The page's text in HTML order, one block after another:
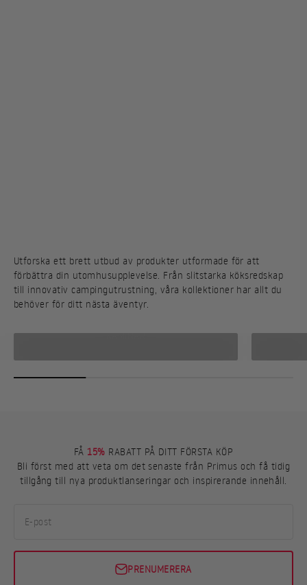
Utforska ett brett utbud av produkter utformade för att
förbättra din utomhusupplevelse. Från slitstarka köksredskap
till innovativ campingutrustning, våra kollektioner har allt du
behöver för ditt nästa äventyr.
KAMINAR
FÅ15% RABATT PÅ DITT FÖRSTA KÖP
Bli först med att veta om det senaste från Primus och få tidig
tillgång till nya produktlanseringar och inspirerande innehåll.
E-post
PRENUMERERA